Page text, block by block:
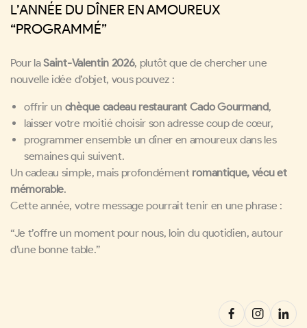
L’ANNÉE DU DÎNER EN AMOUREUX
“PROGRAMMÉ”
Pour laSaint-Valentin 2026, plutôt que de chercher une
nouvelle idée d’objet, vous pouvez :
offrir un chèque cadeau restaurant Cado Gourmand,
laisser votre moitié choisir son adresse coup de cœur,
programmer ensemble un dîner en amoureux dans les
semaines qui suivent.
Un cadeau simple, mais profondément romantique, vécu et
mémorable.
Cette année, votre message pourrait tenir en une phrase :
“Je t’offre un moment pour nous, loin du quotidien, autour
d’une bonne table.”